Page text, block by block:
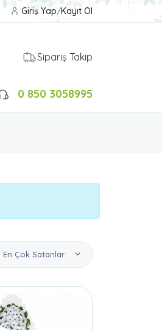
Giriş Yap/Kayıt Ol
Sipariş Takip
0 850 3058995
En Çok Satanlar